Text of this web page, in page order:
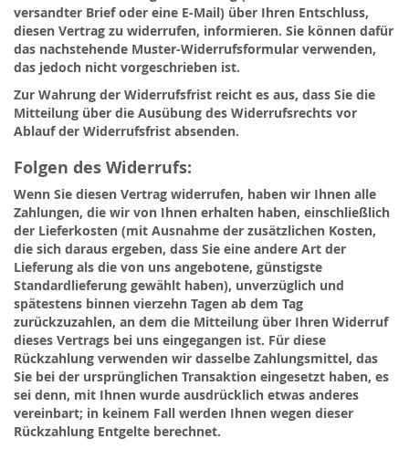
versandter Brief oder eine E-Mail) über Ihren Entschluss,
diesen Vertrag zu widerrufen, informieren. Sie können dafür
das nachstehende Muster-Widerrufsformular verwenden,
das jedoch nicht vorgeschrieben ist.
Zur Wahrung der Widerrufsfrist reicht es aus, dass Sie die
Mitteilung über die Ausübung des Widerrufsrechts vor
Ablauf der Widerrufsfrist absenden.
Folgen des Widerrufs:
Wenn Sie diesen Vertrag widerrufen, haben wir Ihnen alle
Zahlungen, die wir von Ihnen erhalten haben, einschließlich
der Lieferkosten (mit Ausnahme der zusätzlichen Kosten,
die sich daraus ergeben, dass Sie eine andere Art der
Lieferung als die von uns angebotene, günstigste
Standardlieferung gewählt haben), unverzüglich und
spätestens binnen vierzehn Tagen ab dem Tag
zurückzuzahlen, an dem die Mitteilung über Ihren Widerruf
dieses Vertrags bei uns eingegangen ist. Für diese
Rückzahlung verwenden wir dasselbe Zahlungsmittel, das
Sie bei der ursprünglichen Transaktion eingesetzt haben, es
sei denn, mit Ihnen wurde ausdrücklich etwas anderes
vereinbart; in keinem Fall werden Ihnen wegen dieser
Rückzahlung Entgelte berechnet.